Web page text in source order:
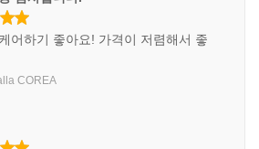
어하기 좋아요! 가격이 저렴해서 좋
COREA